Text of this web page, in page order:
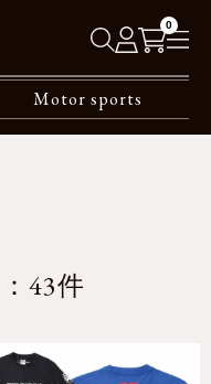
0
Motor sports
：43件